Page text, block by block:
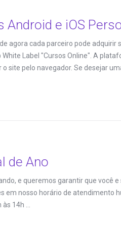
Android e iOS
agora cada parceiro pode
Label "Cursos Online". A
site pelo navegador. Se desejar uma
de Ano
e queremos garantir que você
em nosso horário de atendimento
14h ...